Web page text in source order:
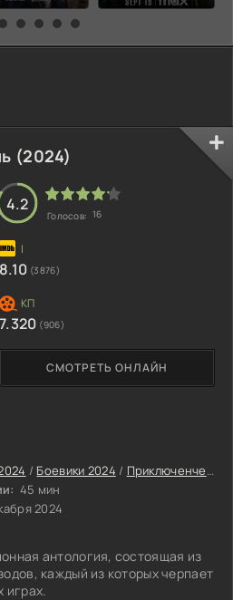
(2024)
/ Боевики 2024 / Приключенческие сериалы 2024
45 мин
2024
антология, состоящая из
каждый из которых черпает
играх.
СМОТРЕТЬ ОНЛАЙН
4.2
Голосов: 16
8.10 (3876)
7.320 (906)